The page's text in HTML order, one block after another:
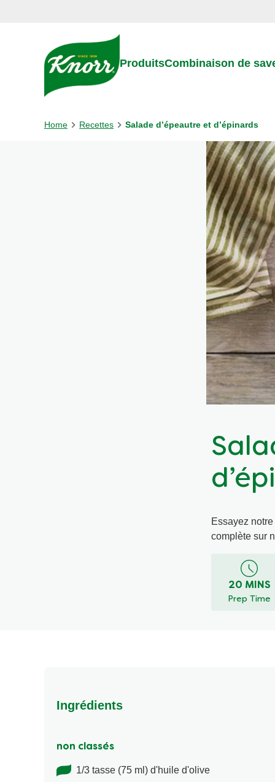
ProduitsCombinaison de
Home Recettes Salade d’épeautre et d’épinards
Essayez
complète sur
20 MINS
Prep Time
Ingrédients
non classés
1/3 tasse (75 ml) d'huile d'olive